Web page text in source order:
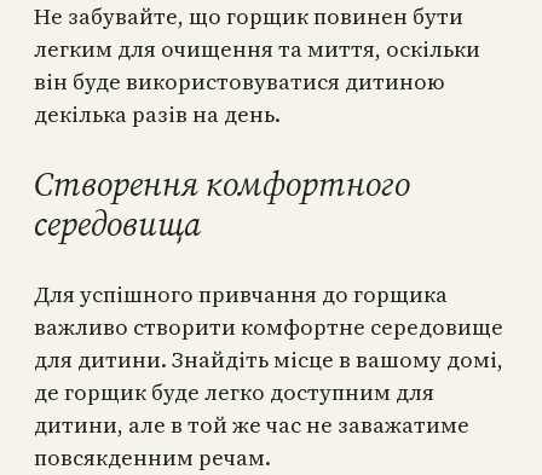
Не забувайте, що горщик повинен бути
легким для очищення та миття, оскільки
він буде використовуватися дитиною
декілька разів на день.
Створення комфортного
середовища
Для успішного привчання до горщика
важливо створити комфортне середовище
для дитини. Знайдіть місце в вашому домі,
де горщик буде легко доступним для
дитини, але в той же час не заважатиме
повсякденним речам.